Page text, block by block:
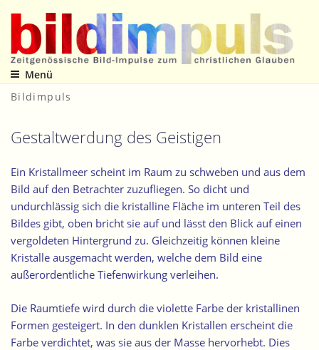
Inhalt
springen
Zeitgenössische Bild-Impulse zum christlichen Glauben
Menü
Bildimpuls
Gestaltwerdung des Geistigen
Ein Kristallmeer scheint im Raum zu schweben und aus dem
Bild auf den Betrachter zuzufliegen. So dicht und
undurchlässig sich die kristalline Fläche im unteren Teil des
Bildes gibt, oben bricht sie auf und lässt den Blick auf einen
vergoldeten Hintergrund zu. Gleichzeitig können kleine
Kristalle ausgemacht werden, welche dem Bild eine
außerordentliche Tiefenwirkung verleihen.
Die Raumtiefe wird durch die violette Farbe der kristallinen
Formen gesteigert. In den dunklen Kristallen erscheint die
Farbe verdichtet, was sie aus der Masse hervorhebt. Dies